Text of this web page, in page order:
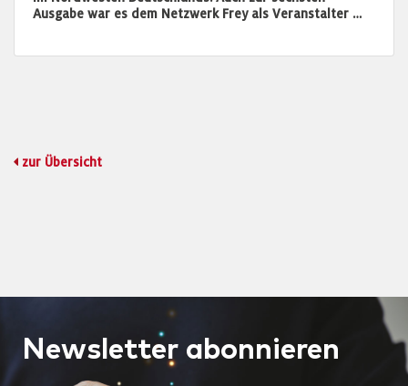
Ausgabe war es dem Netzwerk Frey als Veranstalter …
zur Übersicht
Newsletter abonnieren